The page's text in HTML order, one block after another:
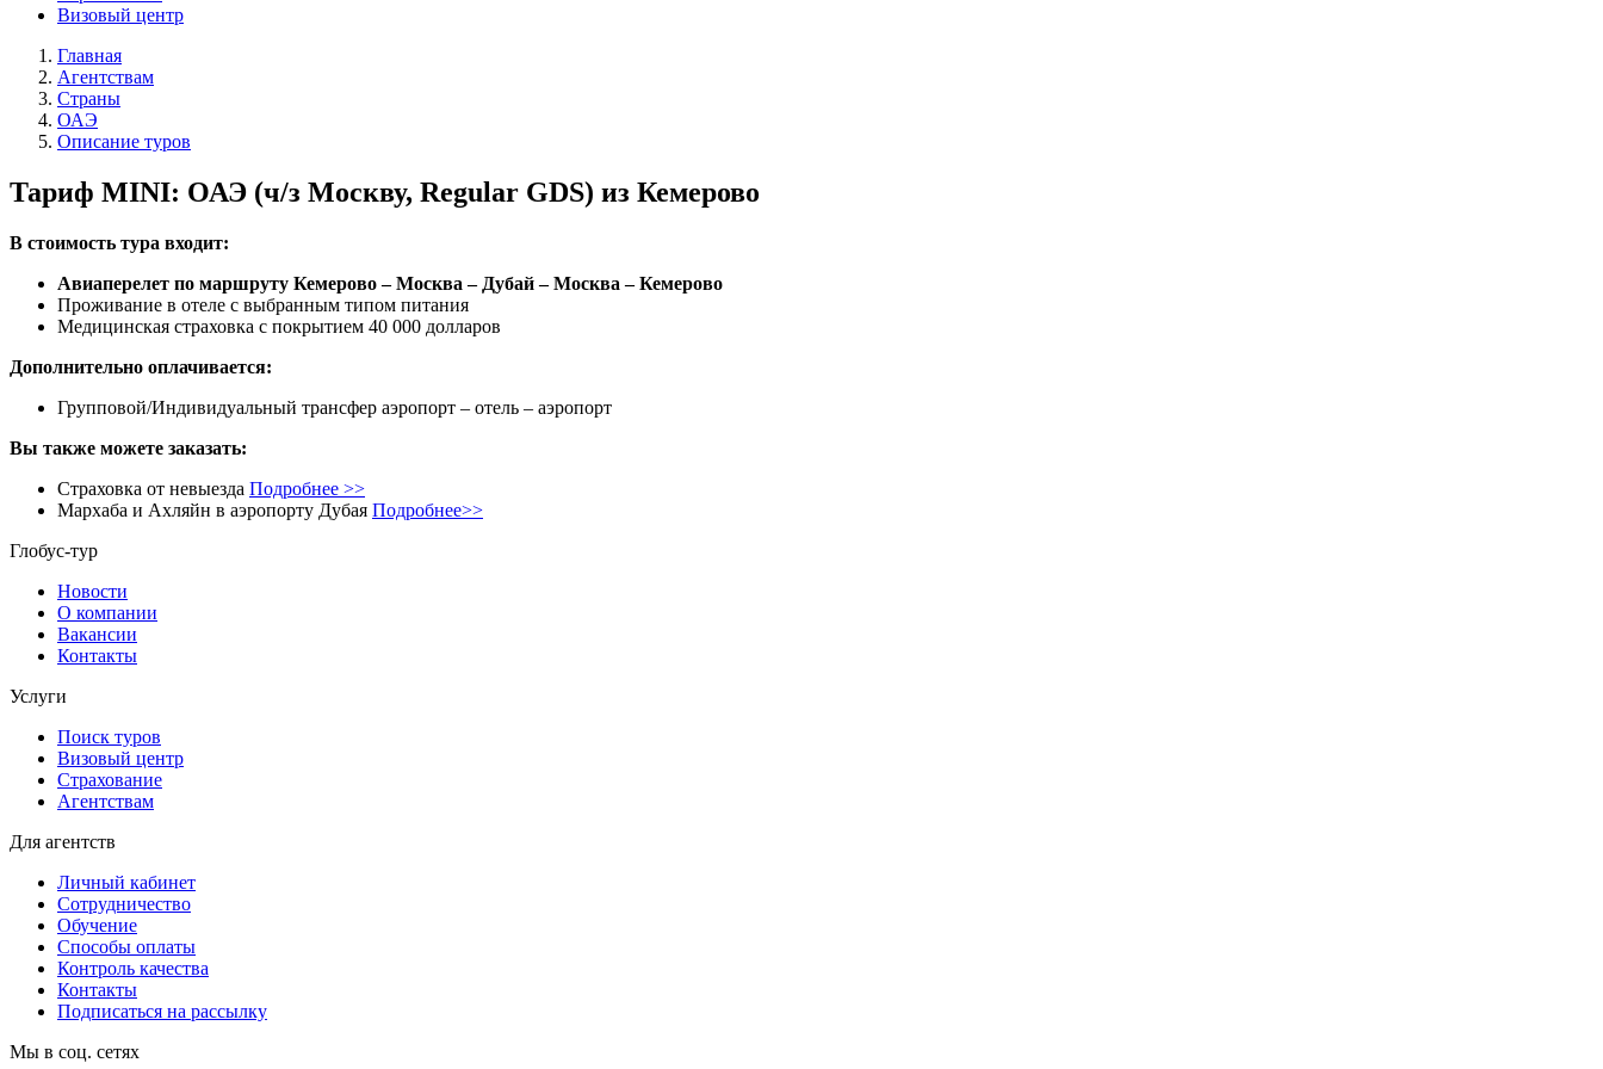
Визовый центр
Главная
Агентствам
Страны
ОАЭ
Описание туров
Тариф MINI: ОАЭ (ч/з Москву, Regular GDS) из Кемерово
В стоимость тура входит:
Авиаперелет по маршруту Кемерово – Москва – Дубай – Москва – Кемерово
Проживание в отеле с выбранным типом питания
Медицинская страховка с покрытием 40 000 долларов
Дополнительно оплачивается:
Групповой/Индивидуальный трансфер аэропорт – отель – аэропорт
Вы также можете заказать:
Страховка от невыезда Подробнее >>
Мархаба и Ахляйн в аэропорту Дубая Подробнее>>
Глобус-тур
Новости
О компании
Вакансии
Контакты
Услуги
Поиск туров
Визовый центр
Страхование
Агентствам
Для агентств
Личный кабинет
Сотрудничество
Обучение
Способы оплаты
Контроль качества
Контакты
Подписаться на рассылку
Мы в соц. сетях